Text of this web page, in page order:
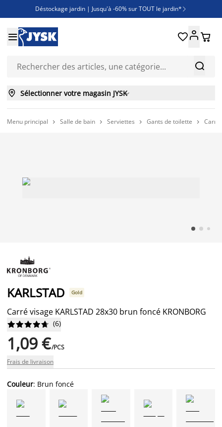
Déstockage jardin | Jusqu'à -60% sur TOUT le jardin* 
Jusqu'à -50% sur une sélection literie
Découvrez les nouveautés de la collection


 
 Sélectionner votre magasin JYSK
Menu principal  Salle de bain  Serviettes  Gants de toilette  Carré
KARLSTAD Gold
Carré visage KARLSTAD 28x30 brun foncé KRONBORG





 (6)
1,09 €/PCS
Frais de livraison
Couleur: Brun foncé